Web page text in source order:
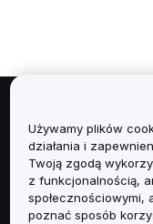
Informacje
Usługi
Obsługa
Używamy plików
działania i
Twoją zgodą
z funkcjonalnością,
społecznościowymi,
poznać sposób